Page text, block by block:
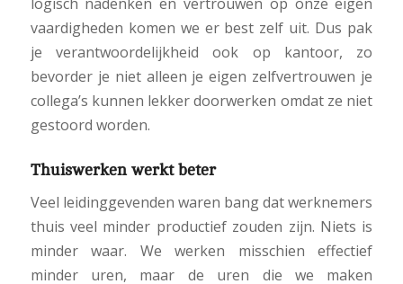
vaardigheden komen we er best zelf uit. Dus pak
je verantwoordelijkheid ook op kantoor, zo
bevorder je niet alleen je eigen zelfvertrouwen je
collega’s kunnen lekker doorwerken omdat ze niet
gestoord worden.
Thuiswerken werkt beter
Veel leidinggevenden waren bang dat werknemers
thuis veel minder productief zouden zijn. Niets is
minder waar. We werken misschien effectief
minder uren, maar de uren die we maken